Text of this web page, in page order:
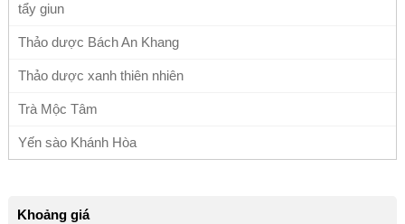
tẩy giun
Thảo dược Bách An Khang
Thảo dược xanh thiên nhiên
Trà Mộc Tâm
Yến sào Khánh Hòa
Khoảng giá